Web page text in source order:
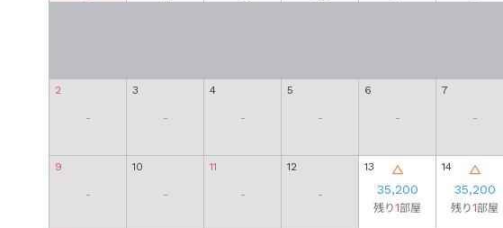
2
-
3
-
4
-
5
-
6
-
7
-
9
-
10
-
11
-
12
-
13
35,200
残り1部屋
14
35,200
残り1部屋